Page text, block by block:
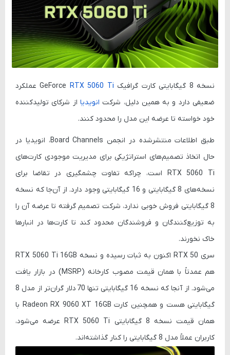
نسخه 8 گیگابایتی کارت گرافیک GeForce RTX 5060 Ti
عملکرد
ضعیفی دارد و به همین دلیل، شرکت انویدیا از شرکای تولیدکننده
خود خواسته تا عرضه این مدل را محدود کنند.
طبق اطلاعات منتشرشده در انجمن Board Channels، انویدیا در
حال اتخاذ تصمیم‌های استراتژیکی برای مدیریت موجودی کارت‌های
RTX 5060 Ti است، چراکه تفاوت چشمگیری در تقاضا برای
نسخه‌های 8 گیگابایتی و 16 گیگابایتی وجود دارد. از آن‌جا که نسخه
8 گیگابایتی فروش خوبی ندارد، شرکت تصمیم گرفته تا عرضه آن را
به توزیع‌کنندگان و فروشندگان محدود کند تا کارت‌ها در انبارها
خاک نخورند.
سری RTX 50 اکنون به ثبات رسیده و نسخه RTX 5060 Ti 16GB
هم عمدتاً با همان قیمت مصوب کارخانه (MSRP) در بازار یافت
می‌شود. از آنجا که نسخه 16 گیگابایتی تنها
70 دلار
گران‌تر از مدل 8
گیگابایتی هست و همچنین کارت Radeon RX 9060 XT 16GB با
همان قیمت نسخه 8 گیگابایتی RTX 5060 Ti عرضه می‌شود،
کاربران عملاً مدل 8 گیگابایتی را کنار گذاشته‌اند.